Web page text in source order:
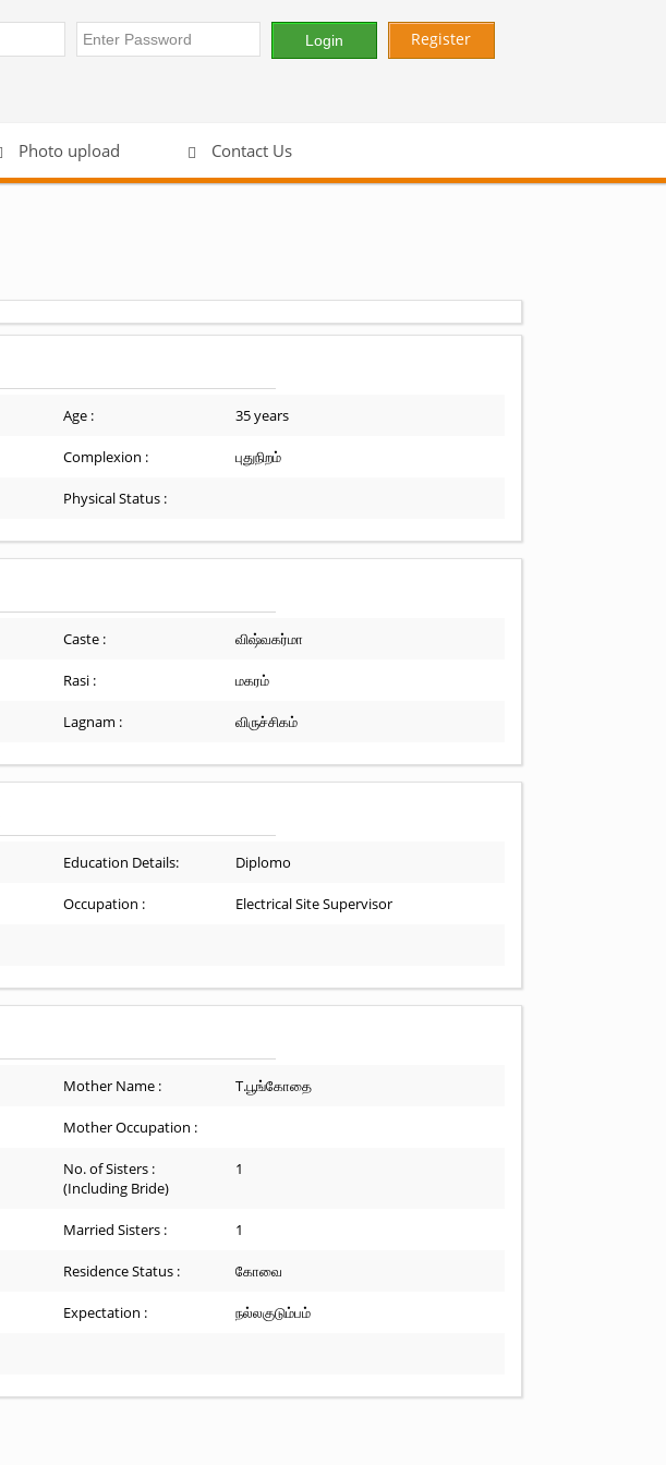
Register
Photo upload Contact Us
Age : 35 years
Complexion : புதுநிறம்
Physical Status :
Caste : விஷ்வகர்மா
Rasi : மகரம்
Lagnam : விருச்சிகம்
Education Details: Diplomo
Occupation : Electrical Site Supervisor
Mother Name : T.பூங்கோதை
Mother Occupation :
No. of Sisters :
(Including Bride)
1
Married Sisters : 1
Residence Status : கோவை
Expectation : நல்லகுடும்பம்